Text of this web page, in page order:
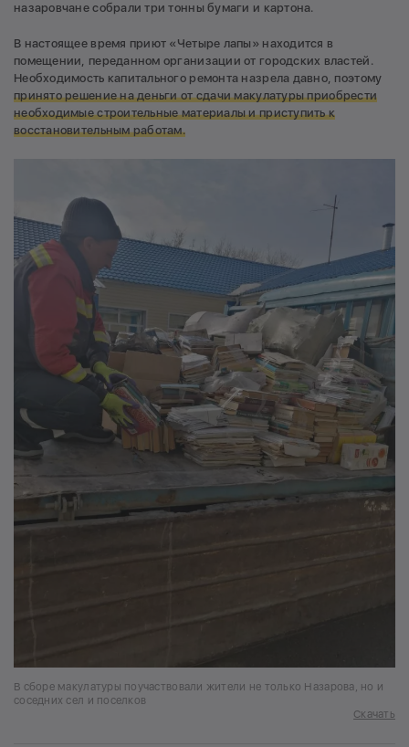
назаровчане собрали три тонны бумаги и картона.
В настоящее время приют «Четыре лапы» находится в
помещении, переданном организации от городских властей.
Необходимость капитального ремонта назрела давно, поэтому
принято решение на деньги от сдачи макулатуры приобрести
необходимые строительные материалы и приступить к
восстановительным работам.
В сборе макулатуры поучаствовали жители не только Назарова, но и
соседних сел и поселков
Скачать